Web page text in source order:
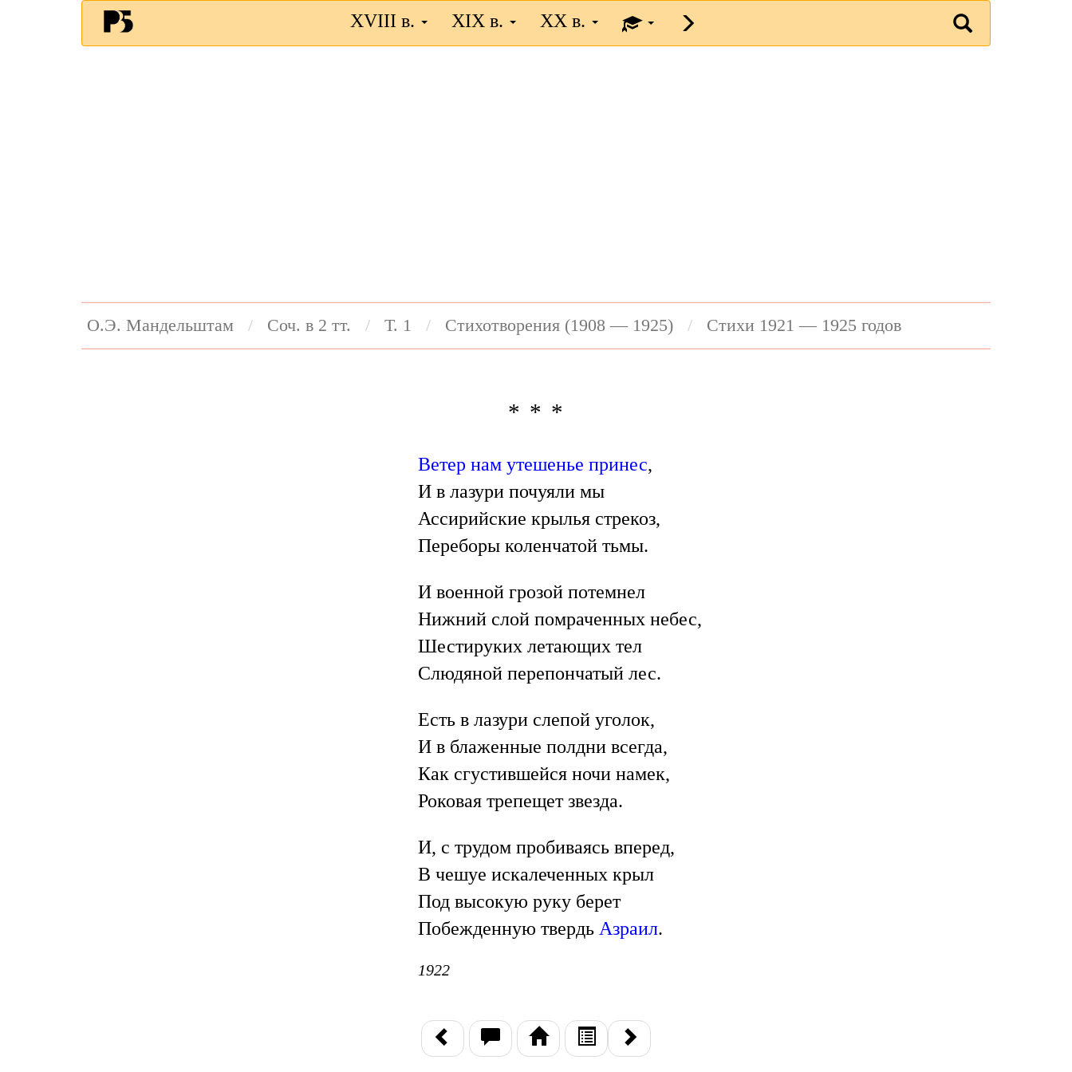
XVIII в. XIX в. XX в.
О.Э. Мандельштам Соч. в 2 тт. Т. 1 Стихотворения (1908 — 1925) Стихи 1921 — 1925 годов
* * *
Ветер нам утешенье принес,
И в лазури почуяли мы
Ассирийские крылья стрекоз,
Переборы коленчатой тьмы.
И военной грозой потемнел
Нижний слой помраченных небес,
Шестируких летающих тел
Слюдяной перепончатый лес.
Есть в лазури слепой уголок,
И в блаженные полдни всегда,
Как сгустившейся ночи намек,
Роковая трепещет звезда.
И, с трудом пробиваясь вперед,
В чешуе искалеченных крыл
Под высокую руку берет
Побежденную твердь Азраил.
1922